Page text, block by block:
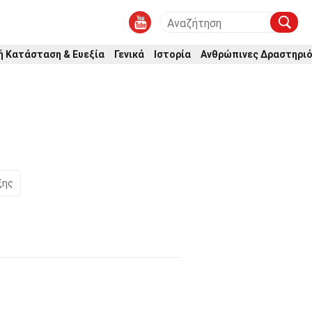
Κατάσταση & Ευεξία Γενικά Ιστορία Ανθρώπινες